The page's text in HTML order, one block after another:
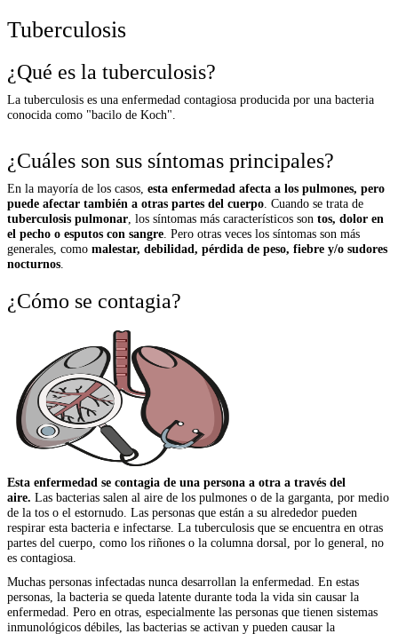
Tuberculosis
¿Qué es la tuberculosis?
La tuberculosis es una enfermedad contagiosa producida por una bacteria
conocida como "bacilo de Koch".
¿Cuáles son sus síntomas principales?
En la mayoría de los casos, esta enfermedad afecta a los pulmones, pero
puede afectar también a otras partes del cuerpo . Cuando se trata de
tuberculosis pulmonar , los síntomas más característicos son tos, dolor en
el pecho o esputos con sangre . Pero otras veces los síntomas son más
generales, como malestar, debilidad, pérdida de peso, fiebre y/o sudores
nocturnos
¿Cómo se contagia?
Esta enfermedad se contagia de una persona a otra a través del
aire. Las bacterias salen al aire de los pulmones o de la garganta, por medio
de la tos o el estornudo. Las personas que están a su alrededor pueden
respirar esta bacteria e infectarse. La tuberculosis que se encuentra en otras
partes del cuerpo, como los riñones o la columna dorsal, por lo general, no
es contagiosa.
Muchas personas infectadas nunca desarrollan la enfermedad. En estas
personas, la bacteria se queda latente durante toda la vida sin causar la
enfermedad. Pero en otras, especialmente las personas que tienen sistemas
inmunológicos débiles, las bacterias se activan y pueden causar la